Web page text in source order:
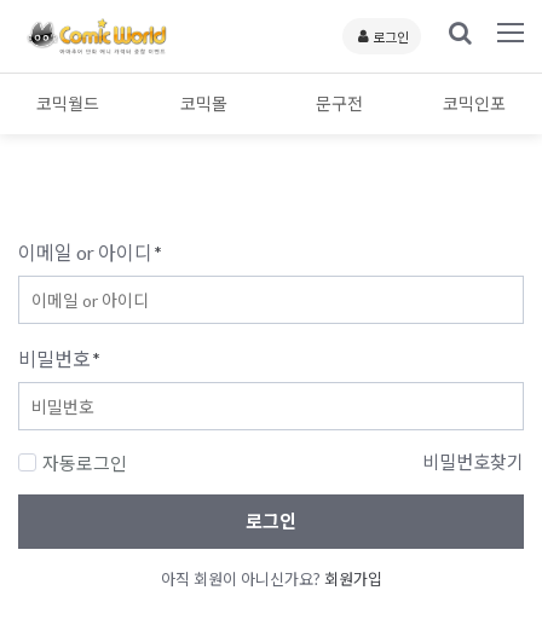
로그인
코믹월드 코믹몰 문구전 코믹인포
이메일 or 아이디 *
비밀번호*
자동로그인 비밀번호찾기
로그인
아직 회원이 아니신가요? 회원가입